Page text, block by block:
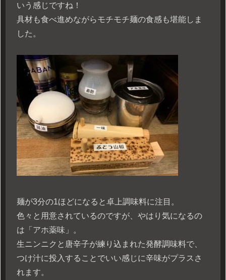
いう感じですね！
具材も食べ進めながらモチモチ麺の食感も堪能しま
した。
麺が3分の1ほどになると卓上調味料に注目。
色々と用意されているのですが、やはり気になるの
は「アホ薬味」。
生ニンニクと唐辛子が練り込まれた発酵調味料で、
つけ汁に投入することでいい感じに辛味がプラスさ
れます。